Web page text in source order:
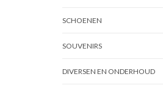
SCHOENEN
SOUVENIRS
DIVERSEN EN ONDERHOUD